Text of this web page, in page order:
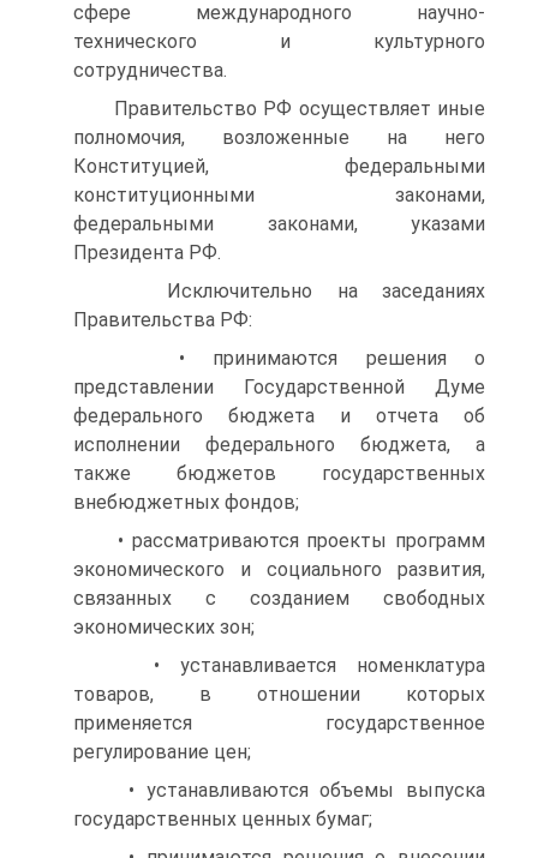
сфере международного научно-
технического и культурного
сотрудничества.
Правительство РФ осуществляет иные
полномочия, возложенные на него
Конституцией, федеральными
конституционными законами,
федеральными законами, указами
Президента РФ.
Исключительно на заседаниях
Правительства РФ:
• принимаются решения о
представлении Государственной Думе
федерального бюджета и отчета об
исполнении федерального бюджета, а
также бюджетов государственных
внебюджетных фондов;
• рассматриваются проекты программ
экономического и социального развития,
связанных с созданием свободных
экономических зон;
• устанавливается номенклатура
товаров, в отношении которых
применяется государственное
регулирование цен;
• устанавливаются объемы выпуска
государственных ценных бумаг;